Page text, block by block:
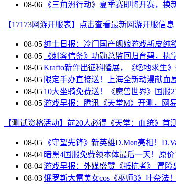
08-06
《三角洲行动》夏季赛即将开赛，换
【17173网游开服表】点击查看最新网游开服信息
08-05 绅士日报：冷门国产舰娘游戏新皮纯
08-05
《刺客信条》功勋总监回归育碧，执
08-05 Krafto新作出征科隆展，《绝地求生
08-05 限定手办直接送！上海全新动漫献血
08-05 10大坐骑免费送！《魔兽世界》国服
08-05 游戏早报：腾讯《天堂M》开测，网
【测试资格活动】前20人必得《天堂：血统》首
08-05
《守望先锋》新英雄D.Mon亮相！
08-04 暗黑4国服免费领本体最后一天！原价
08-04 游戏早报：外媒盛赞《抵抗者》 冒险
08-03 俄罗斯大雷美女cos《巫师3》叶奈法